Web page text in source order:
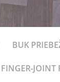
BUK
FINGER-JOINT